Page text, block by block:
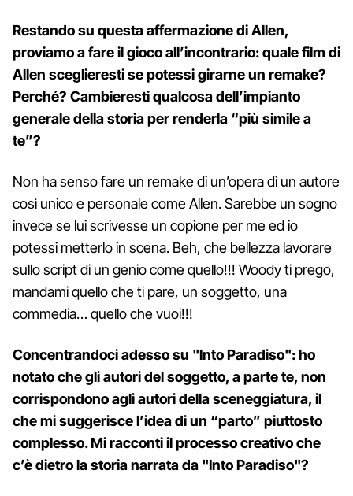
Restando su questa affermazione di Allen,
proviamo a fare il gioco all’incontrario: quale film di
Allen sceglieresti se potessi girarne un remake?
Perché? Cambieresti qualcosa dell’impianto
generale della storia per renderla “più simile a
te”?
Non ha senso fare un remake di un’opera di un autore
così unico e personale come Allen. Sarebbe un sogno
invece se lui scrivesse un copione per me ed io
potessi metterlo in scena. Beh, che bellezza lavorare
sullo script di un genio come quello!!! Woody ti prego,
mandami quello che ti pare, un soggetto, una
commedia… quello che vuoi!!!
Concentrandoci adesso su "Into Paradiso": ho
notato che gli autori del soggetto, a parte te, non
corrispondono agli autori della sceneggiatura, il
che mi suggerisce l’idea di un “parto” piuttosto
complesso. Mi racconti il processo creativo che
c’è dietro la storia narrata da "Into Paradiso"?